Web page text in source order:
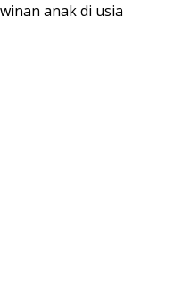
anak di usia